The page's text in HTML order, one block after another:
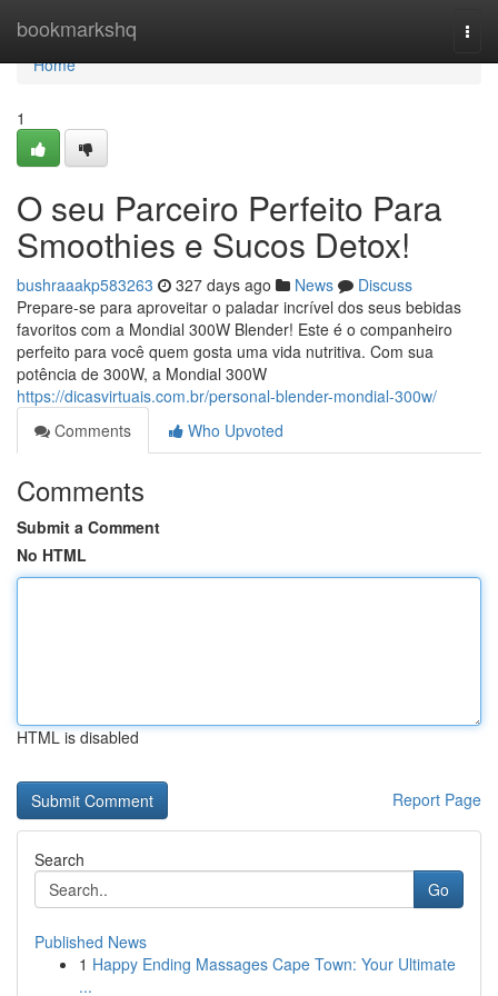
bookmarkshq
Home
Home
1
O seu Parceiro Perfeito Para
Smoothies e Sucos Detox!
bushraaakp583263 327 days ago News
Discuss
Prepare-se para aproveitar o paladar incrível dos seus bebidas
favoritos com a Mondial 300W Blender! Este é o companheiro
perfeito para você quem gosta uma vida nutritiva. Com sua
potência de 300W, a Mondial 300W
https://dicasvirtuais.com.br/personal-blender-mondial-300w/
Comments
Who Upvoted
Comments
Submit a Comment
No HTML
HTML is disabled
Report Page
Search
Go
Published News
1 Happy Ending Massages Cape Town: Your Ultimate
...